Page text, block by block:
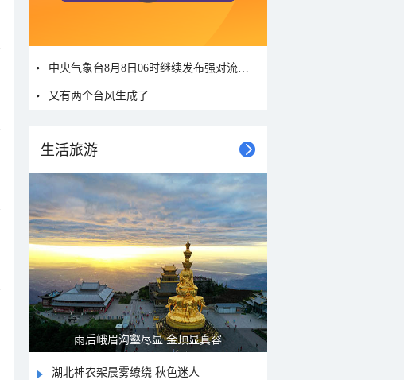
又有两个台风生成了
生活旅游
雨后峨眉沟壑尽显 金顶显真容
湖北神农架晨雾缭绕 秋色迷人